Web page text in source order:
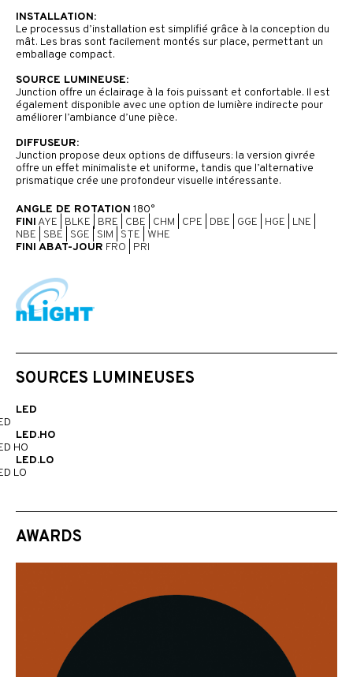
INSTALLATION:
Le processus d’installation est simplifié grâce à la conception du
mât. Les bras sont facilement montés sur place, permettant un
emballage compact.
SOURCE LUMINEUSE:
Junction offre un éclairage à la fois puissant et confortable. Il est
également disponible avec une option de lumière indirecte pour
améliorer l’ambiance d’une pièce.
DIFFUSEUR:
Junction propose deux options de diffuseurs: la version givrée
offre un effet minimaliste et uniforme, tandis que l’alternative
prismatique crée une profondeur visuelle intéressante.
ANGLE DE ROTATION 180°
FINI AYE BLKE | BRE CBE CHM CPE DBE GGE HGE LNE
NBE
SBE SGE SIM STE WHE
FINI ABAT-JOUR FRO PRI
SOURCES LUMINEUSES
LED
LED.HO
HO
LED.LO
LO
AWARDS